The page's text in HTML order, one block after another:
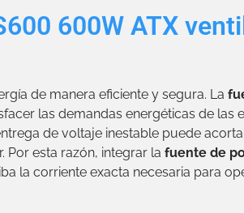
600W ATX
de manera eficiente y segura. La
las demandas energéticas de las
de voltaje inestable puede
esta razón, integrar la fuente de
la corriente exacta necesaria para